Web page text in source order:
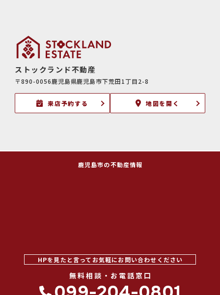
ストックランド不動産
〒890-0056鹿児島県鹿児島市下荒田1丁目2-8
来店予約する 地図を開く
鹿児島市の不動産情報
HPを見たと言ってお気軽にお問い合わせください
無料相談・お電話窓口